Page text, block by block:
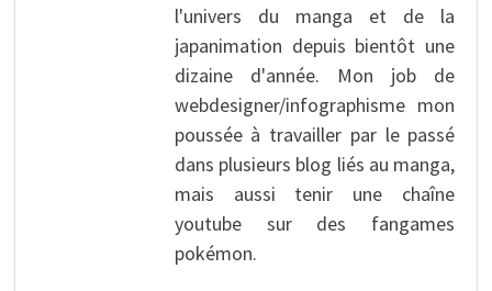
l'univers du manga et de la
japanimation depuis bientôt une
dizaine d'année. Mon job de
webdesigner/infographisme mon
poussée à travailler par le passé
dans plusieurs blog liés au manga,
mais aussi tenir une chaîne
youtube sur des fangames
pokémon.